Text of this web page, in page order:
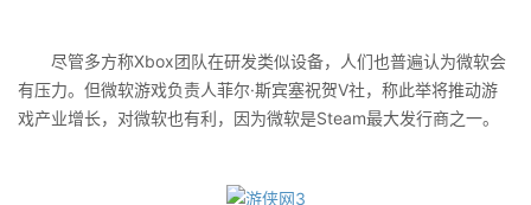
尽管多方称Xbox团队在研发类似设备，人们也普遍认为微软会
有压力。但微软游戏负责人菲尔·斯宾塞祝贺V社，称此举将推动游
戏产业增长，对微软也有利，因为微软是Steam最大发行商之一。